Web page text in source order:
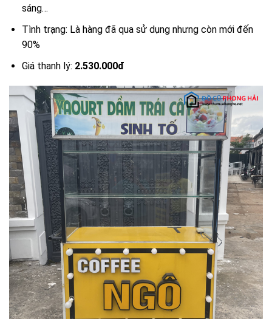
sáng…
Tình trạng: Là hàng đã qua sử dụng nhưng còn mới đến
90%
Giá thanh lý: 2.530.000đ